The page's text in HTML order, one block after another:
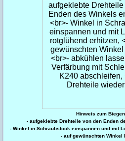
Hinweis zum
- aufgeklebte Drehteile von den Enden
- Winkel in Schraubstock einspannen und mit
- auf gewünschten Winkel